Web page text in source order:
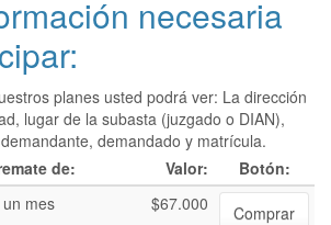
necesaria
planes usted podrá ver: La dirección
lugar de la subasta (juzgado o DIAN),
demandado y matrícula.
de:
Valor:
Botón:
mes
$67.000
Comprar